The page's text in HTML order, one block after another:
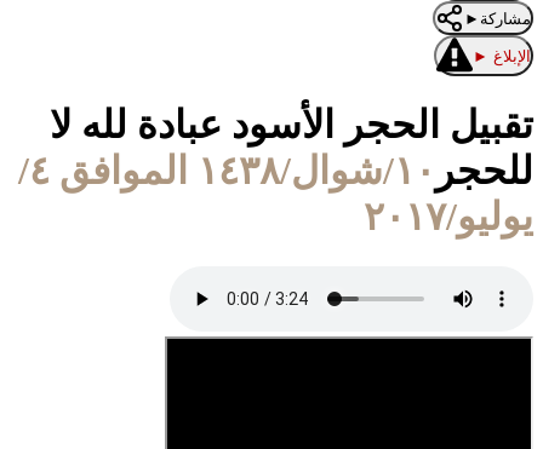
مشاركة ►
الإبلاغ ►
تقبيل الحجر الأسود عبادة لله لا
للحجر
١٠/شوال/١٤٣٨ الموافق ٤/
يوليو/٢٠١٧